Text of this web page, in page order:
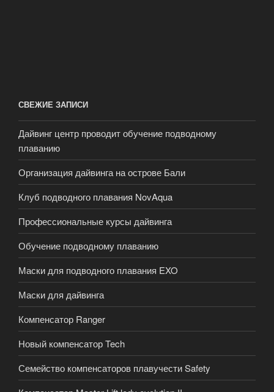
СВЕЖИЕ ЗАПИСИ
Дайвинг центр проводит обучение подводному
плаванию
Организация дайвинга на острове Бали
Клуб подводного плавания NovAqua
Профессиональные курсы дайвинга
Обучение подводному плаванию
Маски для подводного плавания EXO
Маски для дайвинга
Компенсатор Ranger
Новый компенсатор Tech
Семейство компенсаторов плавучести Safety